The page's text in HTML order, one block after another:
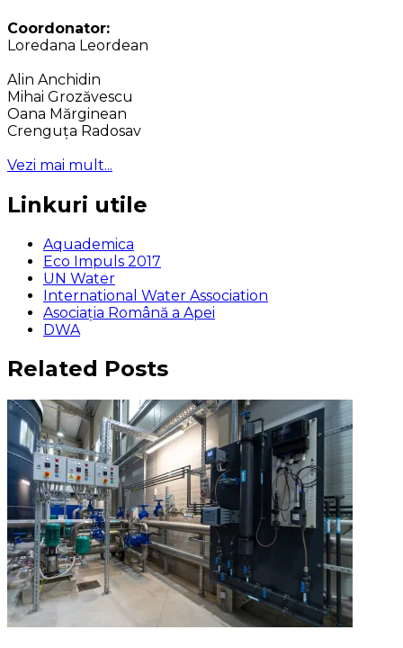
Coordonator:
Loredana Leordean
Alin Anchidin
Mihai Grozăvescu
Oana Mărginean
Crenguța Radosav
Vezi mai mult...
Linkuri utile
Aquademica
Eco Impuls 2017
UN Water
International Water Association
Asociaţia Română a Apei
DWA
Related Posts